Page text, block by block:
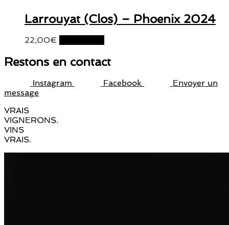
Larrouyat (Clos) – Phoenix 2024
22,00€
Restons en contact
Instagram Facebook
Envoyer un
message
VRAIS
VIGNERONS.
VINS
VRAIS.